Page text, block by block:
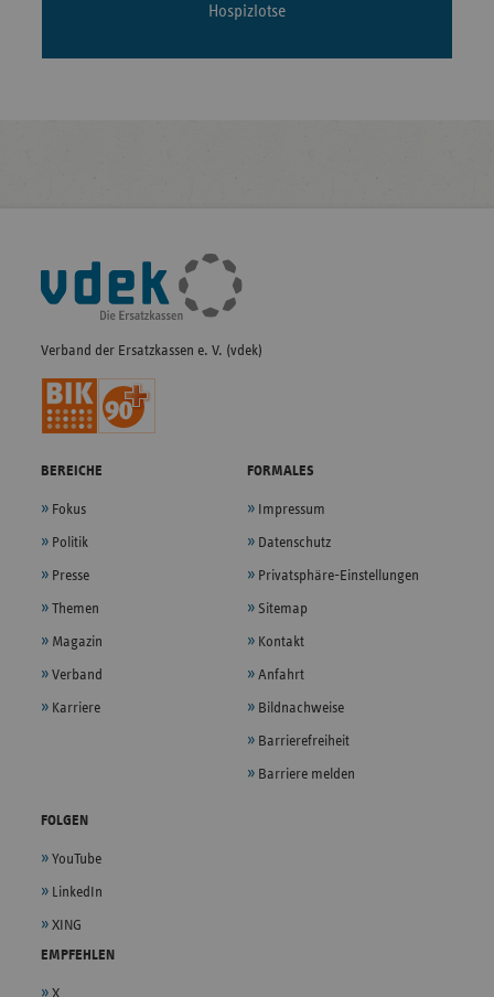
Hospizlotse
Fußleisten-
Navigation
Verband der Ersatzkassen e. V. (vdek)
BEREICHE
Fokus
Politik
Presse
Themen
Magazin
Verband
Karriere
FORMALES
Impressum
Datenschutz
Privatsphäre-Einstellungen
Sitemap
Kontakt
Anfahrt
Bildnachweise
Barrierefreiheit
Barriere melden
FOLGEN
YouTube
LinkedIn
XING
EMPFEHLEN